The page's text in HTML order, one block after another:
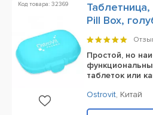
Код товара: 32369
Pill Box,
Простой, но
таблеток или
Ostrovit, Китай